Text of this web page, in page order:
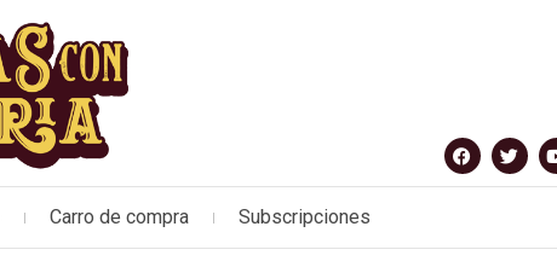
Carro de compra Subscripciones